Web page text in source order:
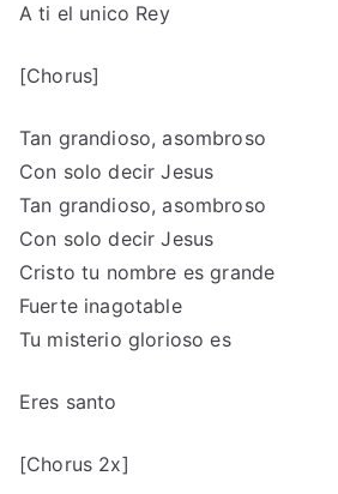
A ti el unico Rey
[Chorus]
Tan grandioso, asombroso
Con solo decir Jesus
Tan grandioso, asombroso
Con solo decir Jesus
Cristo tu nombre es grande
Fuerte inagotable
Tu misterio glorioso es
Eres santo
[Chorus 2x]